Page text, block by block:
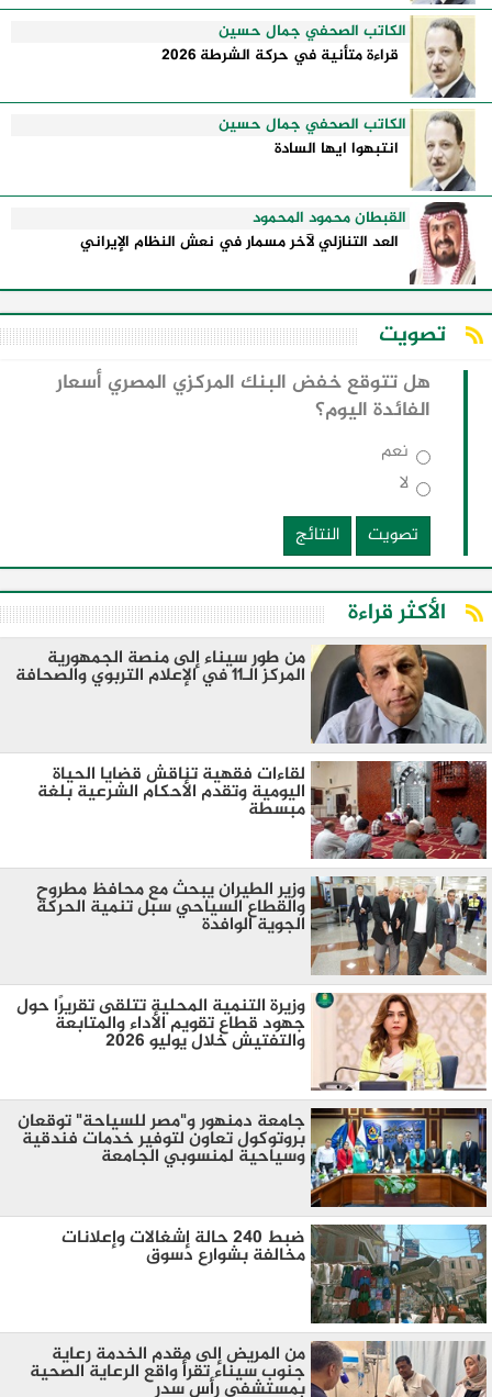
الكاتب الصحفي جمال حسين
قراءة متأنية في حركة الشرطة 2026
الكاتب الصحفي جمال حسين
انتبهوا ايها السادة
القبطان محمود المحمود
العد التنازلي لآخر مسمار في نعش النظام الإيراني
تصويت
هل تتوقع خفض البنك المركزي المصري أسعار
الفائدة اليوم؟
نعم
لا
تصويت
النتائج
الأكثر قراءة
من طور سيناء إلى منصة الجمهورية
المركز الـ11 في الإعلام التربوي والصحافة
لقاءات فقهية تناقش قضايا الحياة
اليومية وتقدم الأحكام الشرعية بلغة
مبسطة
وزير الطيران يبحث مع محافظ مطروح
والقطاع السياحي سبل تنمية الحركة
الجوية الوافدة
وزيرة التنمية المحلية تتلقى تقريرًا حول
جهود قطاع تقويم الأداء والمتابعة
والتفتيش خلال يوليو 2026
جامعة دمنهور و"مصر للسياحة" توقعان
بروتوكول تعاون لتوفير خدمات فندقية
وسياحية لمنسوبي الجامعة
ضبط 240 حالة إشغالات وإعلانات
مخالفة بشوارع دسوق
من المريض إلى مقدم الخدمة رعاية
جنوب سيناء تقرأ واقع الرعاية الصحية
بمستشفى رأس سدر